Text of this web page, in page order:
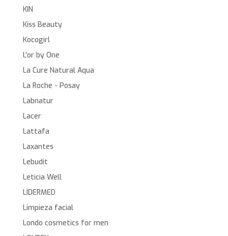
KIN
Kiss Beauty
Kocogirl
L'or by One
La Cure Natural Aqua
La Roche - Posay
Labnatur
Lacer
Lattafa
Laxantes
Lebudit
Leticia Well
LIDERMED
Limpieza facial
Londo cosmetics for men